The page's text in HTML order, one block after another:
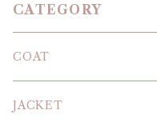
CATEGORY
COAT
JACKET